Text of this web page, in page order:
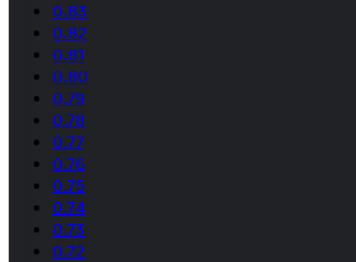
0.83
0.82
0.81
0.80
0.79
0.78
0.77
0.76
0.75
0.74
0.73
0.72